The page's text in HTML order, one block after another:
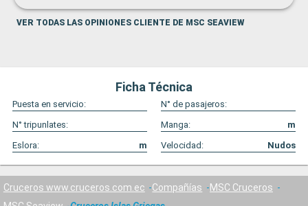
VER TODAS LAS OPINIONES CLIENTE DE MSC SEAVIEW
Ficha Técnica
Puesta en servicio:
N° de pasajeros:
N° tripunlates:
Manga:
m
Eslora:
m Velocidad: Nudos
Cruceros www.cruceros.com.ec Compañías
MSC Cruceros